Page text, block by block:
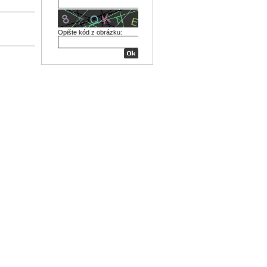
Opište kód z obrázku: